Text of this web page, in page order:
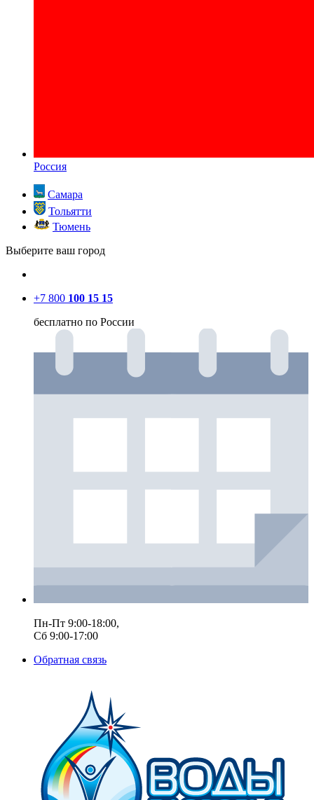
Россия
Самара
Тольятти
Тюмень
Выберите ваш город
+7 800 100 15 15
бесплатно по России
Пн-Пт 9:00-18:00,
Сб 9:00-17:00
Обратная связь